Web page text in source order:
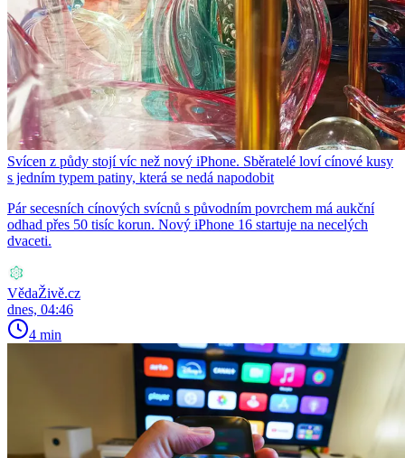
Svícen z půdy stojí víc než nový iPhone. Sběratelé loví cínové kusy
s jedním typem patiny, která se nedá napodobit
Pár secesních cínových svícnů s původním povrchem má aukční
odhad přes 50 tisíc korun. Nový iPhone 16 startuje na necelých
dvaceti.
VědaŽivě.cz
dnes, 04:46
4 min